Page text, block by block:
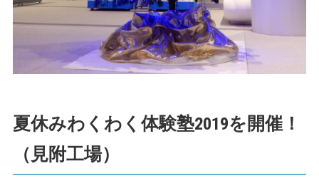
夏休みわくわく体験塾2019を開催！
（見附工場）